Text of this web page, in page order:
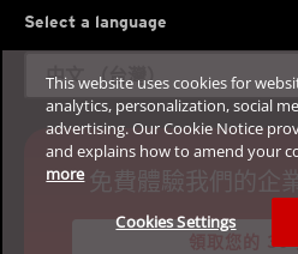
Select a language
中文 （台灣）
領取您的 30
This website uses cookies for
analytics, personalization, social
advertising. Our Cookie Notice
and explains how to amend your
more
Cookies Settings